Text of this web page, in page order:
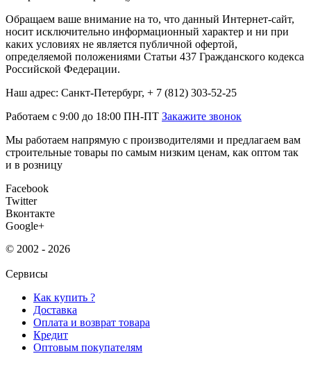
Обращаем ваше внимание на то, что данный Интернет-сайт,
носит исключительно информационный характер и ни при
каких условиях не является публичной офертой,
определяемой положениями Статьи 437 Гражданского кодекса
Российской Федерации.
Наш адрес: Санкт-Петербург, + 7 (812) 303-52-25
Работаем с 9:00 до 18:00 ПН-ПТ Закажите звонок
Мы работаем напрямую с производителями и предлагаем вам
строительные товары по самым низким ценам, как оптом так
и в розницу
Facebook
Twitter
Вконтакте
Google+
© 2002 - 2026
Сервисы
Как купить ?
Доставка
Оплата и возврат товара
Кредит
Оптовым покупателям